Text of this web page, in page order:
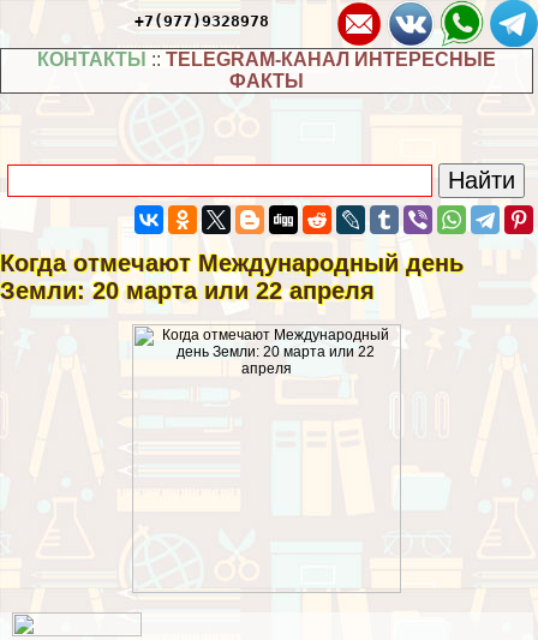
+7(977)9328978
КОНТАКТЫ :: TELEGRAM-КАНАЛ ИНТЕРЕСНЫЕ
ФАКТЫ
Когда отмечают Международный день
Земли: 20 марта или 22 апреля